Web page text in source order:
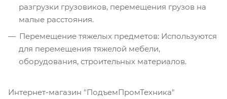
разгрузки грузовиков, перемещения грузов на
малые расстояния.
Перемещение тяжелых предметов: Используются
для перемещения тяжелой мебели,
оборудования, строительных материалов.
Интернет-магазин "ПодъемПромТехника"